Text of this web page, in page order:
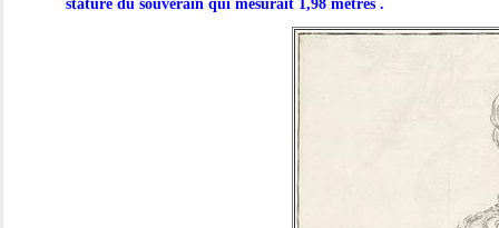
stature du souverain qui mesurait 1,98 mètres .